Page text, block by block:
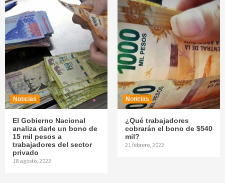
Noticias
El Gobierno Nacional
analiza darle un bono de
15 mil pesos a
trabajadores del sector
privado
18 agosto, 2022
Noticias
¿Qué trabajadores
cobrarán el bono de $540
mil?
21 febrero, 2022